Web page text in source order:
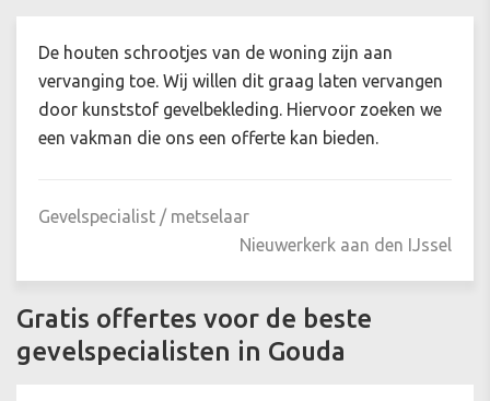
De houten schrootjes van de woning zijn aan
vervanging toe. Wij willen dit graag laten vervangen
door kunststof gevelbekleding. Hiervoor zoeken we
een vakman die ons een offerte kan bieden.
Gevelspecialist / metselaar
Nieuwerkerk aan den IJssel
Gratis offertes voor de beste
gevelspecialisten in Gouda